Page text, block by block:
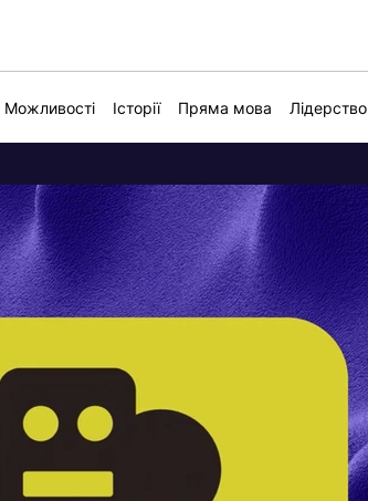
Можливості Історії Пряма мова Лідерство